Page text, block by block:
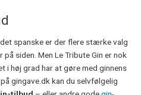
spanske er der flere stærke valg
siden. Men Le Tribute Gin er nok
i høj grad har at gøre med ginnens
gingave.dk kan du selvfølgelig